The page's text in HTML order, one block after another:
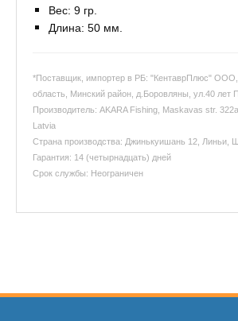
Вес: 9 гр.
Длина: 50 мм.
*Поставщик, импортер в РБ: "КентаврПлюс" ООО,
область, Минский район, д.Боровляны, ул.40 лет
Производитель: AKARA Fishing, Maskavas str.
Latvia
Страна производства: Джинькуишань 12, Линьи,
Гарантия: 14 (четырнадцать) дней
Срок службы: Неограничен